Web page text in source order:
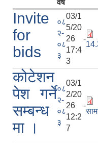
वर्ष
Invite
for
bids
०८
२-
०८
३
03/1
5/20
26 -
17:4
3
कोटेशन
पेश गर्ने
सम्बन्ध
मा ।
०८
२-
०८
३
03/1
2/20
26 -
12:2
7